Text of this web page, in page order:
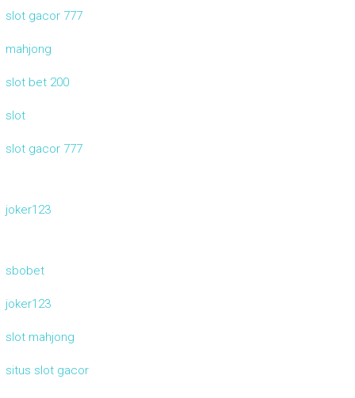
slot gacor 777
mahjong
slot bet 200
slot
slot gacor 777
joker123
sbobet
joker123
slot mahjong
situs slot gacor